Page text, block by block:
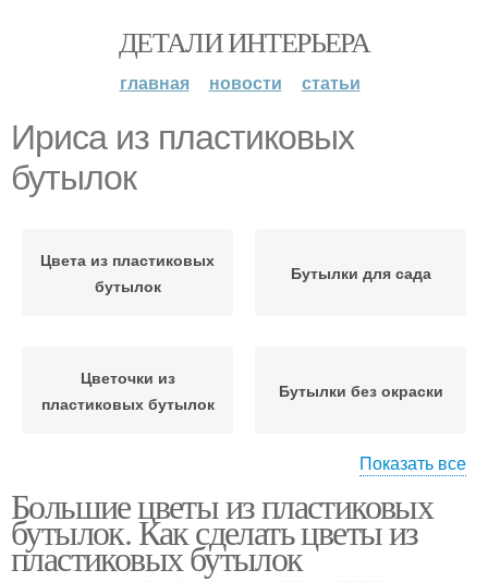
ДЕТАЛИ ИНТЕРЬЕРА
главная новости статьи
Ириса из пластиковых
бутылок
Цвета из пластиковых
бутылок
Бутылки для сада
Цветочки из
пластиковых бутылок
Бутылки без окраски
пластиковых бутылок
Показать все
Большие цветы из пластиковых
бутылок. Как сделать цветы из
пластиковых бутылок